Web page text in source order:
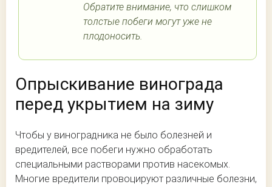
Обратите внимание, что слишком
толстые побеги могут уже не
плодоносить.
Опрыскивание винограда
перед укрытием на зиму
Чтобы у виноградника не было болезней и
вредителей, все побеги нужно обработать
специальными растворами против насекомых.
Многие вредители провоцируют различные болезни,